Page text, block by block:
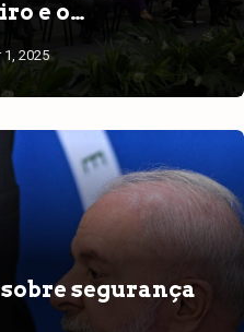
e o…
1, 2025
segurança